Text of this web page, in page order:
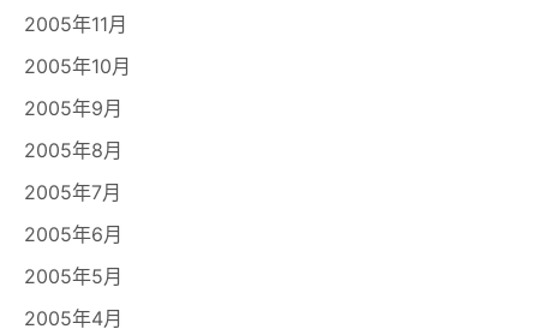
2005年11月
2005年10月
2005年9月
2005年8月
2005年7月
2005年6月
2005年5月
2005年4月